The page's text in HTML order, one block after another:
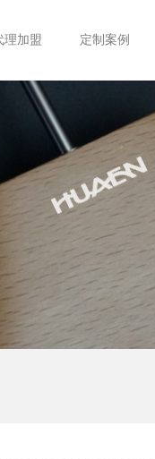
理加盟 定制案例